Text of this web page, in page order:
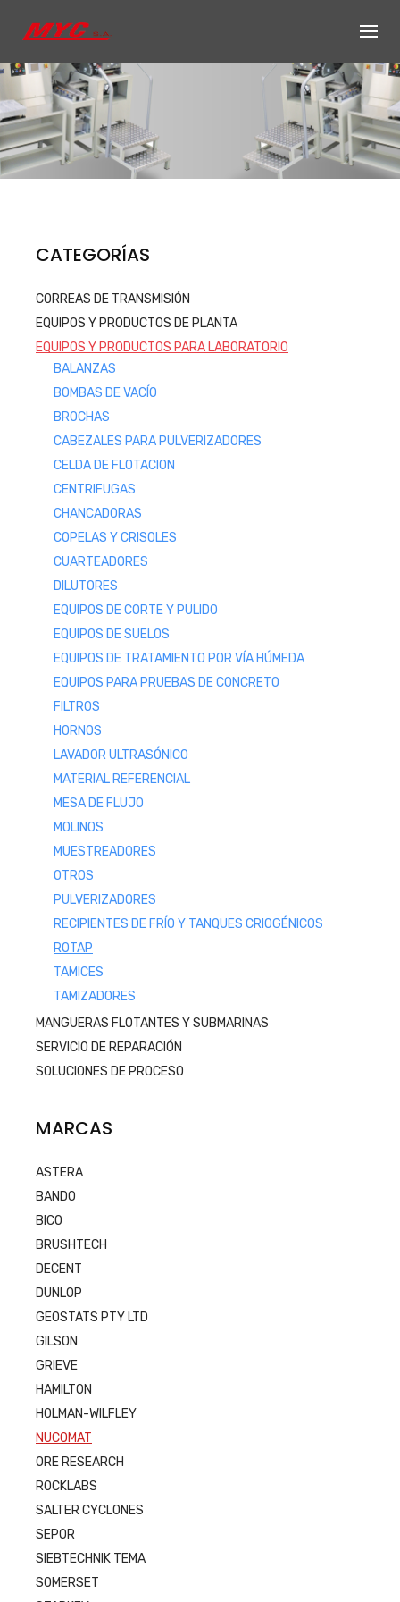
Equipos, accesorios y repuestos
para el sector automotriz e
industrial
Productos
CATEGORÍAS
CORREAS DE TRANSMISIÓN
EQUIPOS Y PRODUCTOS DE PLANTA
EQUIPOS Y PRODUCTOS PARA LABORATORIO
BALANZAS
BOMBAS DE VACÍO
BROCHAS
CABEZALES PARA PULVERIZADORES
CELDA DE FLOTACION
CENTRIFUGAS
CHANCADORAS
COPELAS Y CRISOLES
CUARTEADORES
DILUTORES
EQUIPOS DE CORTE Y PULIDO
EQUIPOS DE SUELOS
EQUIPOS DE TRATAMIENTO POR VÍA HÚMEDA
EQUIPOS PARA PRUEBAS DE CONCRETO
FILTROS
HORNOS
LAVADOR ULTRASÓNICO
MATERIAL REFERENCIAL
MESA DE FLUJO
MOLINOS
MUESTREADORES
OTROS
PULVERIZADORES
RECIPIENTES DE FRÍO Y TANQUES CRIOGÉNICOS
ROTAP
TAMICES
TAMIZADORES
MANGUERAS FLOTANTES Y SUBMARINAS
SERVICIO DE REPARACIÓN
SOLUCIONES DE PROCESO
MARCAS
ASTERA
BANDO
BICO
BRUSHTECH
DECENT
DUNLOP
GEOSTATS PTY LTD
GILSON
GRIEVE
HAMILTON
HOLMAN-WILFLEY
NUCOMAT
ORE RESEARCH
ROCKLABS
SALTER CYCLONES
SEPOR
SIEBTECHNIK TEMA
SOMERSET